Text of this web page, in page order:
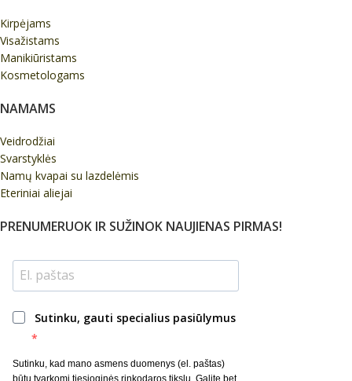
Kirpėjams
Visažistams
Manikiūristams
Kosmetologams
NAMAMS
Veidrodžiai
Svarstyklės
Namų kvapai su lazdelėmis
Eteriniai aliejai
PRENUMERUOK IR SUŽINOK NAUJIENAS PIRMAS!
Sutinku, gauti specialius pasiūlymus
Sutinku, kad mano asmens duomenys (el. paštas)
būtų tvarkomi tiesioginės rinkodaros tikslu. Galite bet